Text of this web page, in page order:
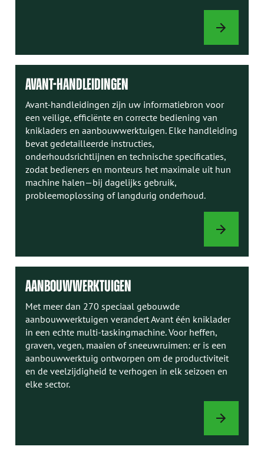
AVANT-HANDLEIDINGEN
Avant-handleidingen zijn uw informatiebron voor
een veilige, efficiënte en correcte bediening van
knikladers en aanbouwwerktuigen. Elke handleiding
bevat gedetailleerde instructies,
onderhoudsrichtlijnen en technische specificaties,
zodat bedieners en monteurs het maximale uit hun
machine halen—bij dagelijks gebruik,
probleemoplossing of langdurig onderhoud.
AVANT-
AANBOUWWERKTUIGEN
Met meer dan 270 speciaal gebouwde
aanbouwwerktuigen verandert Avant één kniklader
in een echte multi-taskingmachine. Voor heffen,
graven, vegen, maaien of sneeuwruimen: er is een
aanbouwwerktuig ontworpen om de productiviteit
en de veelzijdigheid te verhogen in elk seizoen en
elke sector.